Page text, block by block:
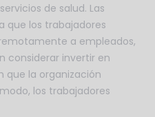
de salud. Las
que los trabajadores
a empleados,
considerar invertir en
que la organización
los trabajadores